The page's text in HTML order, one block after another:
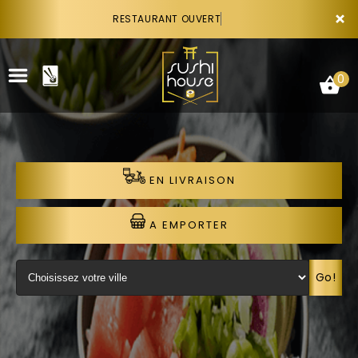
×
RESTAURANT OUVERT
VOTRE COMPTE
NOTRE RESTAURANT
VOS AVIS
0
EN LIVRAISON
A EMPORTER
Go!